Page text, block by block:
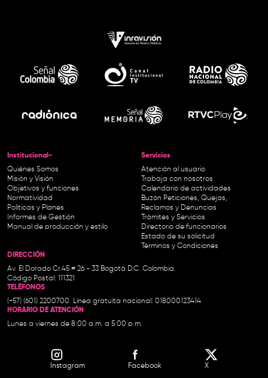
Institucional-
Quiénes Somos
Misión y Visión
Objetivos y funciones
Normatividad
Políticas y Planes
Informes de Gestión
Manual de producción y estilo
Servicios
Atención al usuario
Trabaja con nosotros
Calendario de actividades
Buzón Peticiones, Quejas,
Reclamos y Denuncias
Trámites y Servicios
Directorio de funcionarios
Estado de su solicitud
Términos y Condiciones
DIRECCIÓN
Av. El Dorado Cr.45 # 26 - 33 Bogotá D.C. Colombia.
Código Postal: 111321
TELÉFONOS
(+57) (601) 2200700. Línea gratuita nacional: 018000123414
HORARIO DE ATENCIÓN
Lunes a viernes de 8:00 a.m. a 5:00 p.m.
Instagram Facebook X